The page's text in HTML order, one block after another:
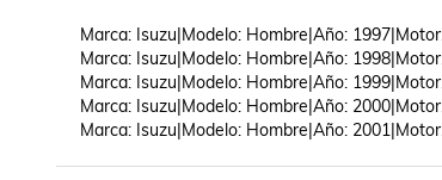
Marca: Isuzu|Modelo: Hombre|Año:
Marca: Isuzu|Modelo: Hombre|Año:
Marca: Isuzu|Modelo: Hombre|Año:
Marca: Isuzu|Modelo: Hombre|Año:
Marca: Isuzu|Modelo: Hombre|Año: